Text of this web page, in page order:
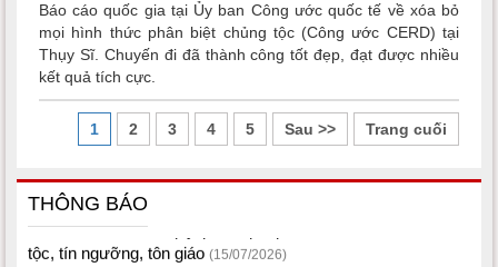
Báo cáo quốc gia tại Ủy ban Công ước quốc tế về xóa bỏ
mọi hình thức phân biệt chủng tộc (Công ước CERD) tại
Thụy Sĩ. Chuyến đi đã thành công tốt đẹp, đạt được nhiều
kết quả tích cực.
1 2 3 4 5 Sau >> Trang cuối
THÔNG BÁO
Một số văn bản quy phạm pháp luật thuộc lĩnh vực dân
tộc, tín ngưỡng, tôn giáo
Bộ Dân tộc và Tôn giáo ban hành Thông tư số